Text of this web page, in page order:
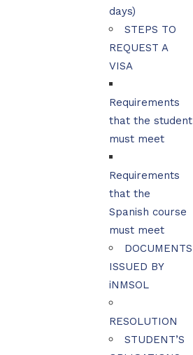
days)
STEPS TO
REQUEST A
VISA
Requirements
that the student
must meet
Requirements
that the
Spanish course
must meet
DOCUMENTS
ISSUED BY
iNMSOL
RESOLUTION
STUDENT’S